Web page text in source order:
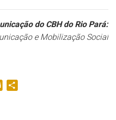
do CBH do Rio Pará:
e Mobilização Social
Email